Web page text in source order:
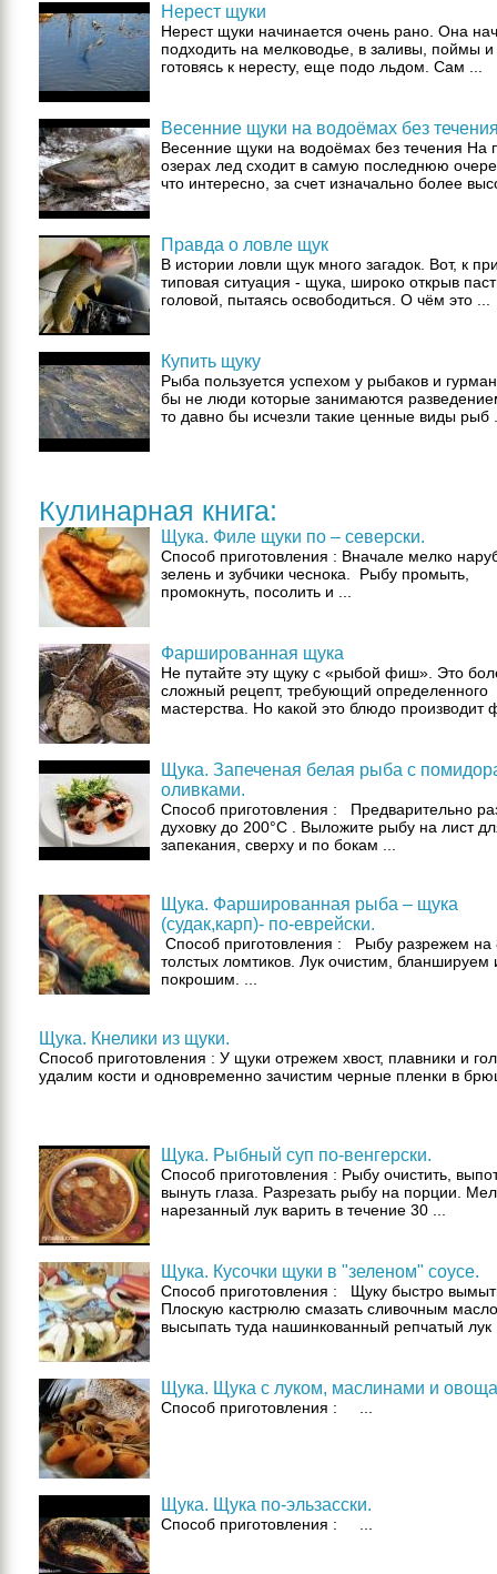
Нерест щуки
Нерест щуки начинается очень рано. Она
подходить на мелководье, в заливы, поймы и
готовясь к нересту, еще подо льдом. Сам ...
Весенние щуки на водоёмах без
Весенние щуки на водоёмах без течения На
озерах лед сходит в самую последнюю
что интересно, за счет изначально более
Правда о ловле щук
В истории ловли щук много загадок. Вот, к
типовая ситуация - щука, широко открыв
головой, пытаясь освободиться. О чём это ...
Купить щуку
Рыба пользуется успехом у рыбаков и
бы не люди которые занимаются
то давно бы исчезли такие ценные виды рыб
Кулинарная книга:
Щука. Филе щуки по – северски.
Способ приготовления : Вначале мелко
зелень и зубчики чеснока. Рыбу промыть,
промокнуть, посолить и ...
Фаршированная щука
Не путайте эту щуку с «рыбой фиш». Это
сложный рецепт, требующий определенного
мастерства. Но какой это блюдо производит
Щука. Запеченая белая рыба с
оливками.
Способ приготовления : Предварительно
духовку до 200°C . Выложите рыбу на лист
запекания, сверху и по бокам ...
Щука. Фаршированная рыба – щука
(судак,карп)- по-еврейски.
Способ приготовления : Рыбу разрежем на
толстых ломтиков. Лук очистим, бланшируем
покрошим. ...
Щука. Кнелики из щуки.
Способ приготовления : У щуки отрежем хвост, плавники и
удалим кости и одновременно зачистим черные пленки в
Щука. Рыбный суп по-венгерски.
Способ приготовления : Рыбу очистить,
вынуть глаза. Разрезать рыбу на порции.
нарезанный лук варить в течение 30 ...
Щука. Кусочки щуки в "зеленом" соусе.
Способ приготовления : Щуку быстро
Плоскую кастрюлю смазать сливочным
высыпать туда нашинкованный репчатый лук
Щука. Щука с луком, маслинами и
Способ приготовления : ...
Щука. Щука по-эльзасски.
Способ приготовления : ...